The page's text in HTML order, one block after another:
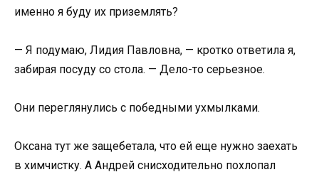
именно я буду их приземлять?
— Я подумаю, Лидия Павловна, — кротко ответила я,
забирая посуду со стола. — Дело-то серьезное.
Они переглянулись с победными ухмылками.
Оксана тут же защебетала, что ей еще нужно заехать
в химчистку. А Андрей снисходительно похлопал